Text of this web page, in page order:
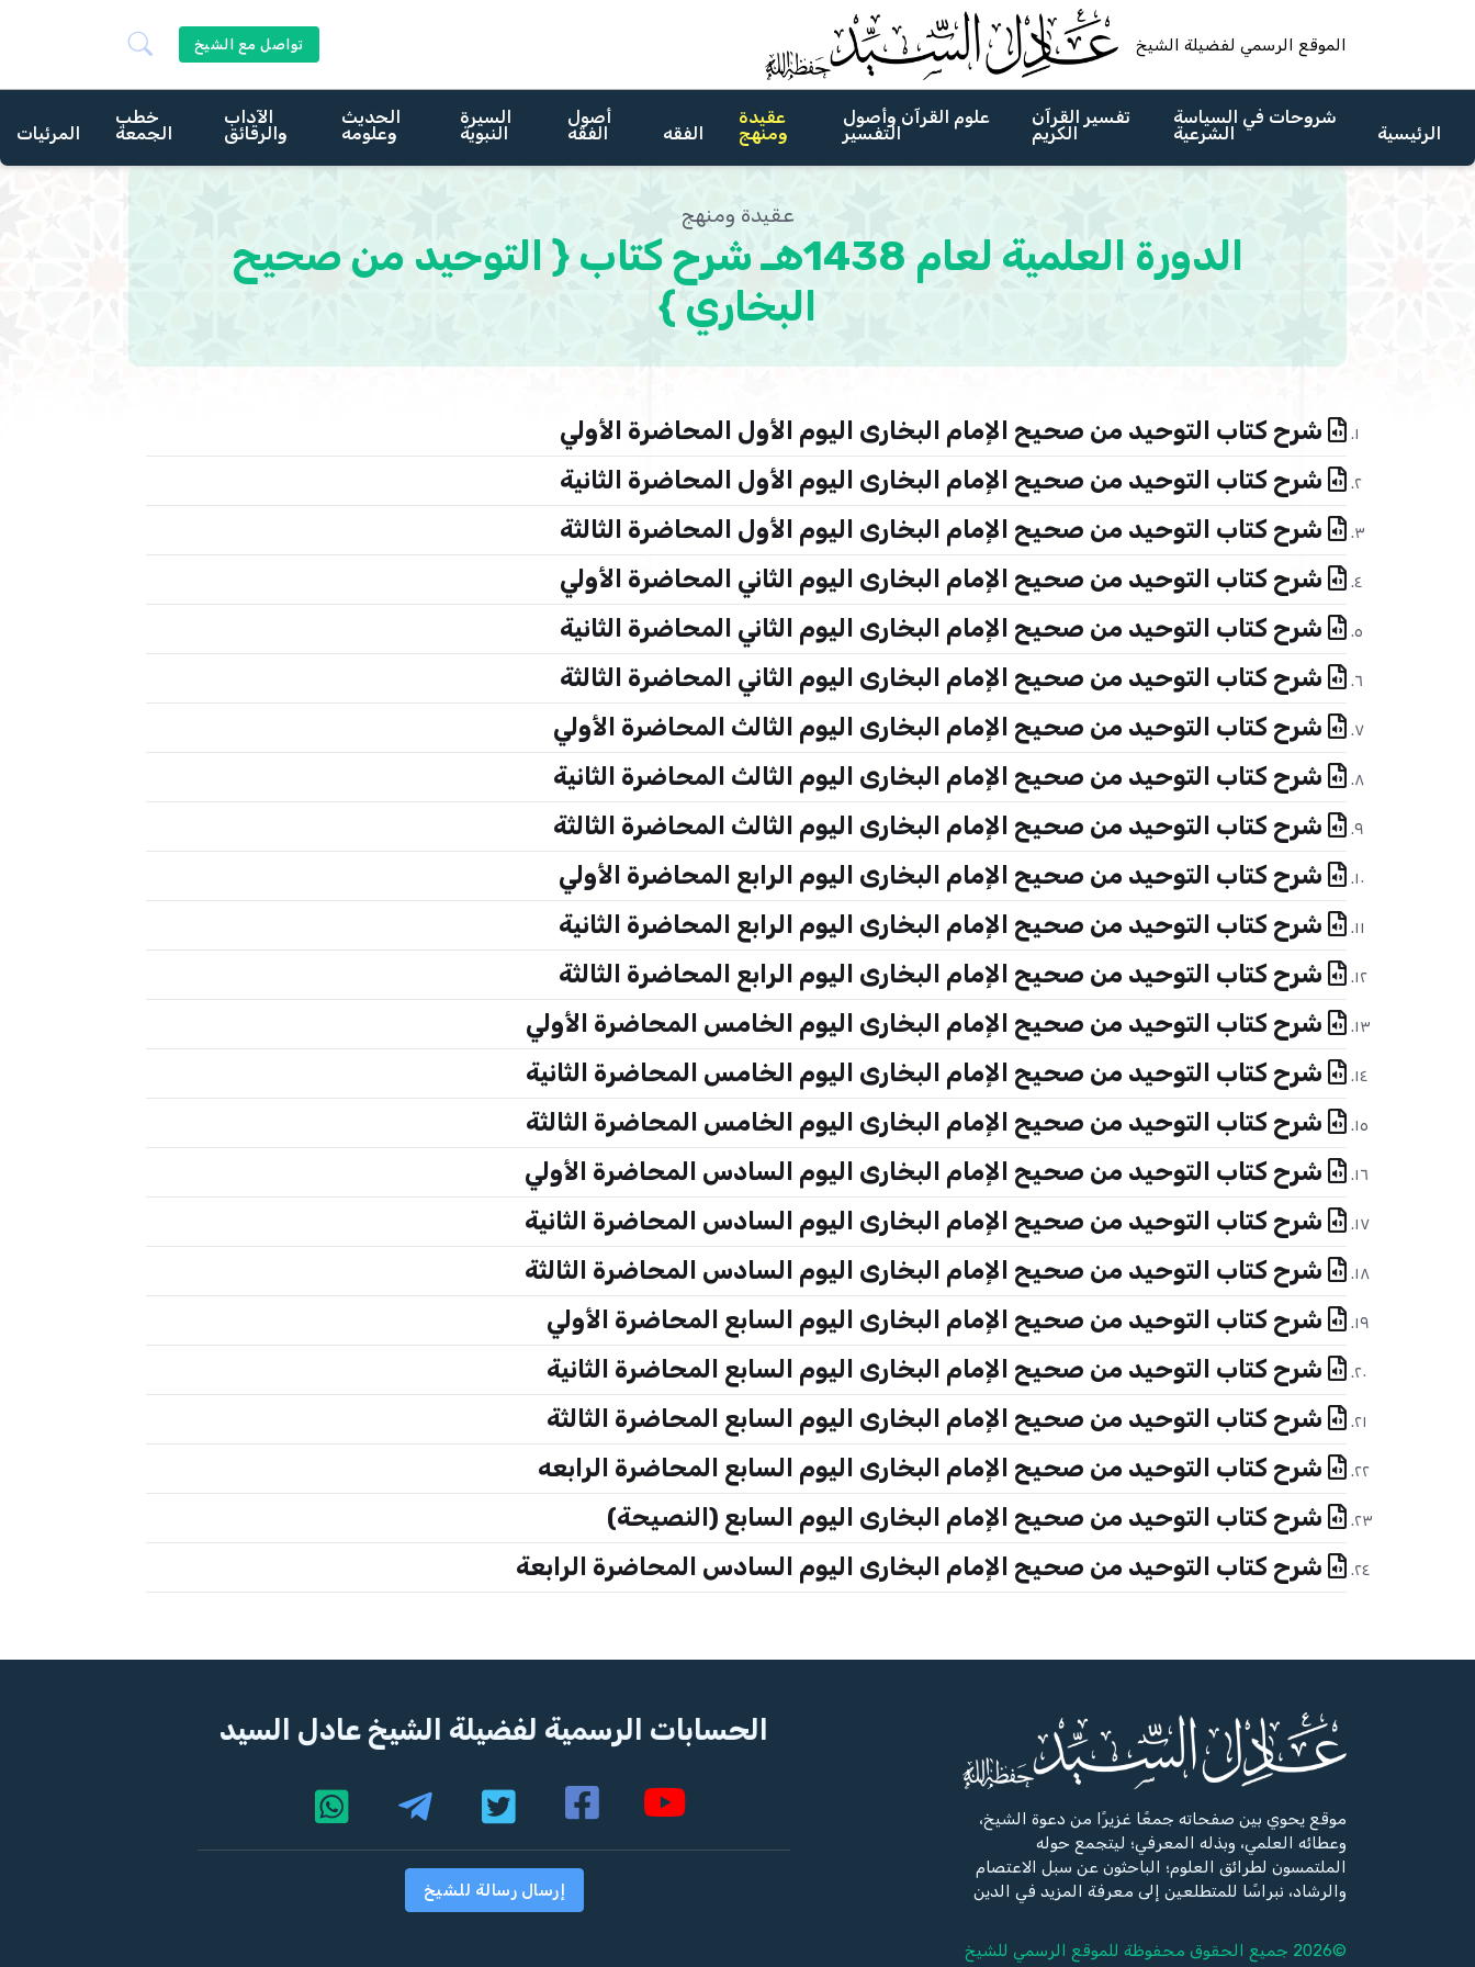
الموقع الرسمي لفضيلة الشيخ تواصل مع الشيخ
الرئيسية
شروحات في السياسة
الشرعية
تفسير القرآن
الكريم
علوم القرآن وأصول
التفسير
عقيدة
ومنهج الفقه
أصول
الفقه
السيرة
النبوية
الحديث
وعلومه
الآداب
والرقائق
خطب
الجمعة المرئيات
عقيدة ومنهج
الدورة العلمية لعام 1438هـ شرح كتاب { التوحيد من صحيح
البخاري }
شرح كتاب التوحيد من صحيح الإمام البخارى اليوم الأول المحاضرة الأولي
شرح كتاب التوحيد من صحيح الإمام البخارى اليوم الأول المحاضرة الثانية
شرح كتاب التوحيد من صحيح الإمام البخارى اليوم الأول المحاضرة الثالثة
شرح كتاب التوحيد من صحيح الإمام البخارى اليوم الثاني المحاضرة الأولي
شرح كتاب التوحيد من صحيح الإمام البخارى اليوم الثاني المحاضرة الثانية
شرح كتاب التوحيد من صحيح الإمام البخارى اليوم الثاني المحاضرة الثالثة
شرح كتاب التوحيد من صحيح الإمام البخارى اليوم الثالث المحاضرة الأولي
شرح كتاب التوحيد من صحيح الإمام البخارى اليوم الثالث المحاضرة الثانية
شرح كتاب التوحيد من صحيح الإمام البخارى اليوم الثالث المحاضرة الثالثة
شرح كتاب التوحيد من صحيح الإمام البخارى اليوم الرابع المحاضرة الأولي
شرح كتاب التوحيد من صحيح الإمام البخارى اليوم الرابع المحاضرة الثانية
شرح كتاب التوحيد من صحيح الإمام البخارى اليوم الرابع المحاضرة الثالثة
شرح كتاب التوحيد من صحيح الإمام البخارى اليوم الخامس المحاضرة الأولي
شرح كتاب التوحيد من صحيح الإمام البخارى اليوم الخامس المحاضرة الثانية
شرح كتاب التوحيد من صحيح الإمام البخارى اليوم الخامس المحاضرة الثالثة
شرح كتاب التوحيد من صحيح الإمام البخارى اليوم السادس المحاضرة الأولي
شرح كتاب التوحيد من صحيح الإمام البخارى اليوم السادس المحاضرة الثانية
شرح كتاب التوحيد من صحيح الإمام البخارى اليوم السادس المحاضرة الثالثة
شرح كتاب التوحيد من صحيح الإمام البخارى اليوم السابع المحاضرة الأولي
شرح كتاب التوحيد من صحيح الإمام البخارى اليوم السابع المحاضرة الثانية
شرح كتاب التوحيد من صحيح الإمام البخارى اليوم السابع المحاضرة الثالثة
شرح كتاب التوحيد من صحيح الإمام البخارى اليوم السابع المحاضرة الرابعه
شرح كتاب التوحيد من صحيح الإمام البخارى اليوم السابع (النصيحة)
شرح كتاب التوحيد من صحيح الإمام البخارى اليوم السادس المحاضرة الرابعة
موقع يحوي بين صفحاته جمعًا غزيرًا من دعوة الشيخ،
وعطائه العلمي، وبذله المعرفي؛ ليتجمع حوله
الملتمسون لطرائق العلوم؛ الباحثون عن سبل الاعتصام
والرشاد، نبراسًا للمتطلعين إلى معرفة المزيد في الدين
©2026 جميع الحقوق محفوظة للموقع الرسمي للشيخ
الحسابات الرسمية لفضيلة الشيخ عادل السيد
إرسال رسالة للشيخ